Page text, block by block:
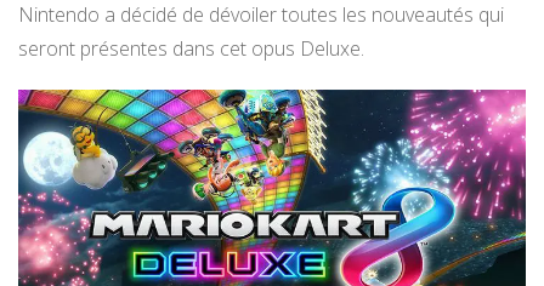
Nintendo a décidé de dévoiler toutes les nouveautés qui
seront présentes dans cet opus Deluxe.